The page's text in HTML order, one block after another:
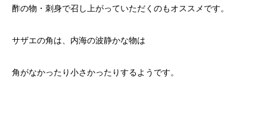
酢の物・刺身で召し上がっていただくのもオススメです。
サザエの角は、内海の波静かな物は
角がなかったり小さかったりするようです。